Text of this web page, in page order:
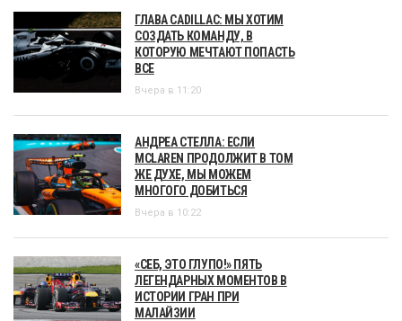
ГЛАВА CADILLAC: МЫ ХОТИМ
СОЗДАТЬ КОМАНДУ, В
КОТОРУЮ МЕЧТАЮТ ПОПАСТЬ
ВСЕ
Вчера в 11:20
АНДРЕА СТЕЛЛА: ЕСЛИ
MCLAREN ПРОДОЛЖИТ В ТОМ
ЖЕ ДУХЕ, МЫ МОЖЕМ
МНОГОГО ДОБИТЬСЯ
Вчера в 10:22
«СЕБ, ЭТО ГЛУПО!» ПЯТЬ
ЛЕГЕНДАРНЫХ МОМЕНТОВ В
ИСТОРИИ ГРАН ПРИ
МАЛАЙЗИИ